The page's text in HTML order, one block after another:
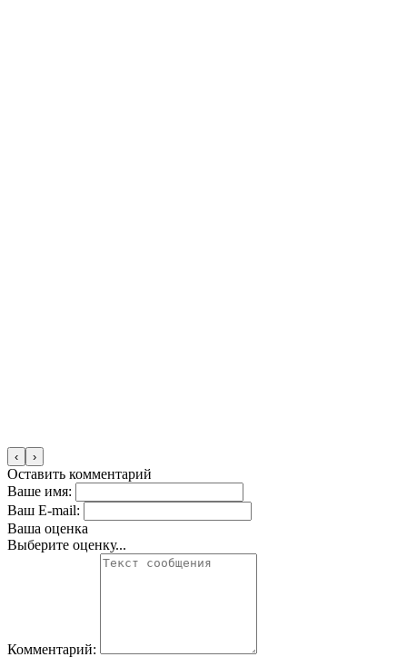
‹ ›
Оставить комментарий
Ваше имя:
Ваш E-mail:
Ваша оценка
Выберите оценку...
Комментарий: